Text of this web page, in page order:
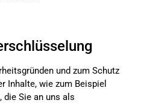
und zum Schutz
Inhalte, wie zum Beispiel
die Sie an uns als